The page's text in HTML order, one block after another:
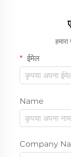
ईमेल
Name
Company